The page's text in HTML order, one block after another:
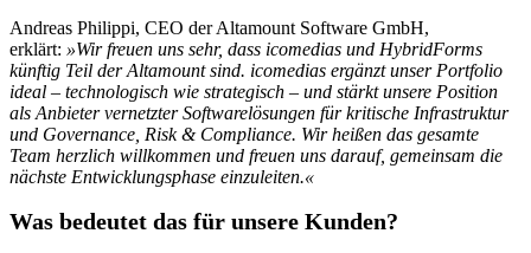
Andreas Philippi, CEO der Altamount Software GmbH,
erklärt: »Wir freuen uns sehr, dass icomedias und HybridForms
künftig Teil der Altamount sind. icomedias ergänzt unser Portfolio
ideal – technologisch wie strategisch – und stärkt unsere Position
als Anbieter vernetzter Softwarelösungen für kritische Infrastruktur
und Governance, Risk & Compliance. Wir heißen das gesamte
Team herzlich willkommen und freuen uns darauf, gemeinsam die
nächste Entwicklungsphase einzuleiten.«
Was bedeutet das für unsere Kunden?